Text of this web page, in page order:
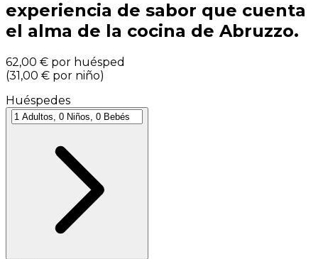
experiencia de sabor que cuenta
el alma de la cocina de Abruzzo.
62,00 € por huésped
(31,00 € por niño)
Huéspedes